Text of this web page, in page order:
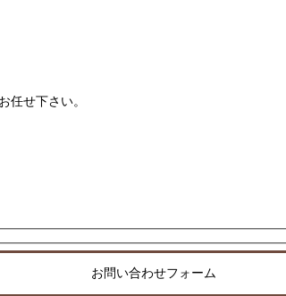
任せ下さい。
お問い合わせフォーム